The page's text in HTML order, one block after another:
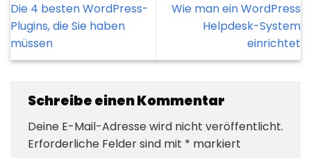
Die 4 besten WordPress-
Plugins, die Sie haben
müssen
Wie man ein WordPress
Helpdesk-System
einrichtet
Schreibe einen Kommentar
Deine E-Mail-Adresse wird nicht veröffentlicht.
Erforderliche Felder sind mit * markiert